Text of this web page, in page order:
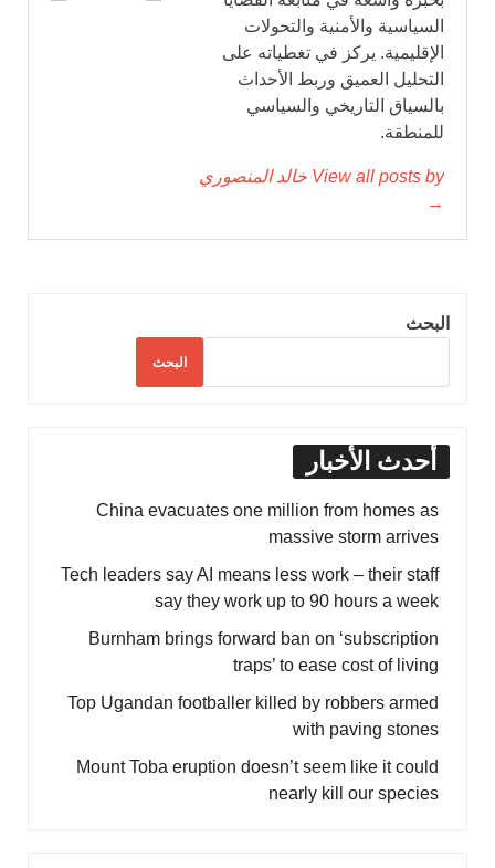
السياسية والأمنية والتحولات
الإقليمية. يركز في تغطياته على
التحليل العميق وربط الأحداث
بالسياق التاريخي والسياسي
للمنطقة.
View all posts by خالد المنصوري
→
البحث
البحث
أحدث الأخبار
China evacuates one million from homes as
massive storm arrives
Tech leaders say AI means less work – their staff
say they work up to 90 hours a week
Burnham brings forward ban on ‘subscription
traps’ to ease cost of living
Top Ugandan footballer killed by robbers armed
with paving stones
Mount Toba eruption doesn’t seem like it could
nearly kill our species